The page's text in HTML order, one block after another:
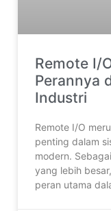
Remote I/
Perannya
Industri
Remote I/O
penting dalam
modern.
yang lebih
peran utama